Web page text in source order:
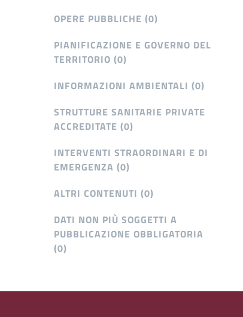
OPERE PUBBLICHE (0)
PIANIFICAZIONE E GOVERNO DEL
TERRITORIO (0)
INFORMAZIONI AMBIENTALI (0)
STRUTTURE SANITARIE PRIVATE
ACCREDITATE (0)
INTERVENTI STRAORDINARI E DI
EMERGENZA (0)
ALTRI CONTENUTI (0)
DATI NON PIÙ SOGGETTI A
PUBBLICAZIONE OBBLIGATORIA
(0)